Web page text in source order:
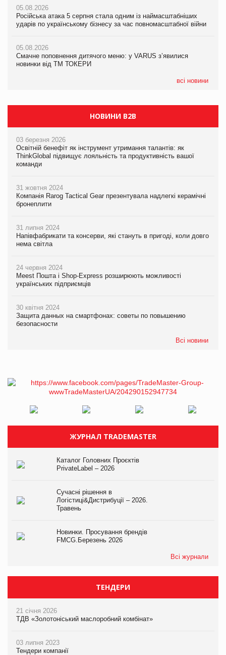
05.08.2026
Російська атака 5 серпня стала одним із наймасштабніших
ударів по українському бізнесу за час повномасштабної війни
05.08.2026
Смачне поповнення дитячого меню: у VARUS з’явилися
новинки від ТМ ТОКЕРИ
всі новини
05.08.2026
Сергій Лісунов про заморожені хлібобулочні вироби на
PrivateLabel&FMCG Master 2026
04.08.2026
Через атаку РФ у Дніпрі пошкоджено склад шоколаду
Millennium
продуктів
НОВИНИ B2B
03 березня 2026
Освітній бенефіт як інструмент утримання талантів: як
ThinkGlobal підвищує лояльність та продуктивність вашої
команди
31 жовтня 2024
Компанія Rarog Tactical Gear презентувала надлегкі керамічні
бронеплити
31 липня 2024
Напівфабрикати та консерви, які стануть в пригоді, коли довго
нема світла
24 червня 2024
Meest Пошта і Shop-Express розширюють можливості
українських підприємців
30 квітня 2024
Защита данных на смартфонах: советы по повышению
безопасности
Всі новини
ЖУРНАЛ TRADEMASTER
Каталог Головних Проєктів
PrivateLabel – 2026
Сучасні рішення в
Логістиці&Дистрибуції – 2026.
Травень
Новинки. Просування брендів
FMCG.Березень 2026
Всі журнали
ТЕНДЕРИ
21 січня 2026
ТДВ «Золотоніський маслоробний комбінат»
03 липня 2023
Тендери компанії